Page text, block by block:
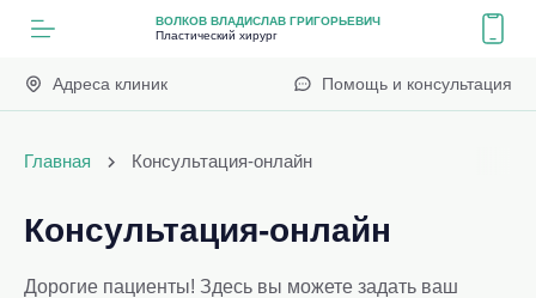
ВОЛКОВ ВЛАДИСЛАВ ГРИГОРЬЕВИЧ
Пластический хирург
Адреса клиник Помощь и консультация
Главная Консультация-онлайн
Консультация-онлайн
Дорогие пациенты! Здесь вы можете задать ваш